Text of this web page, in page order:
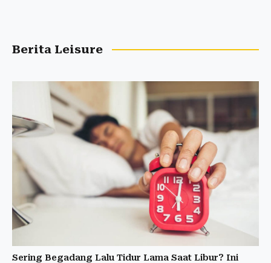
Berita Leisure
Sering Begadang Lalu Tidur Lama Saat Libur? Ini